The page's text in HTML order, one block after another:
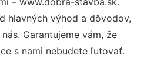
hlavných výhod a dôvodov,
Garantujeme vám, že
s nami nebudete ľutovať.